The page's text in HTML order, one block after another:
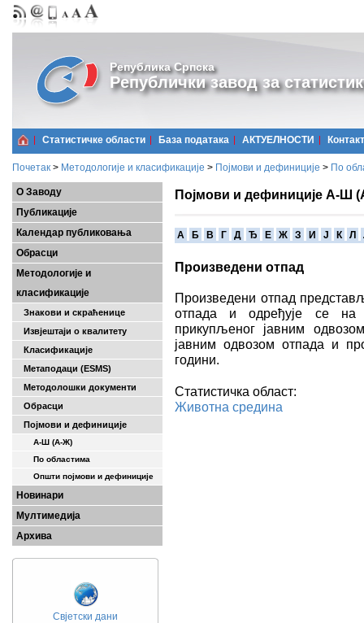
Република Српска
Републички завод за
Статистичке области Базa података АКТУЕЛНОСТИ Контакт
Почетак > Методологије и класификације > Појмови и дефиниције > По
О Заводу
Публикације
Календар публиковања
Обрасци
Методологије и
класификације
Знакови и скраћенице
Извјештаји о квалитету
Класификације
Метаподаци (ESMS)
Методолошки документи
Обрасци
Појмови и дефиниције
А-Ш (A-Ж)
По областима
Општи појмови и дефиниције
Новинари
Мултимедија
Архива
Свјетски дани
Појмови и дефиниције А-Ш
A Б В Г Д Ђ Е Ж З И Ј К Л
Произведени отпад
Произведени отпад
отпада и одређује се на
прикупљеног јавним
јавним одвозом отпада и
години.
Статистичка област:
Животна средина